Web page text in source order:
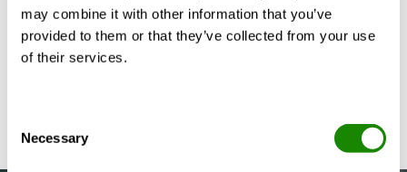
may combine it with other information that you’ve
provided to them or that they’ve collected from your use
of their services.
Selection
Necessary